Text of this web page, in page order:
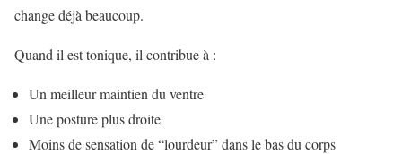
change déjà beaucoup.
Quand il est tonique, il contribue à :
Un meilleur maintien du ventre
Une posture plus droite
Moins de sensation de “lourdeur” dans le bas du corps